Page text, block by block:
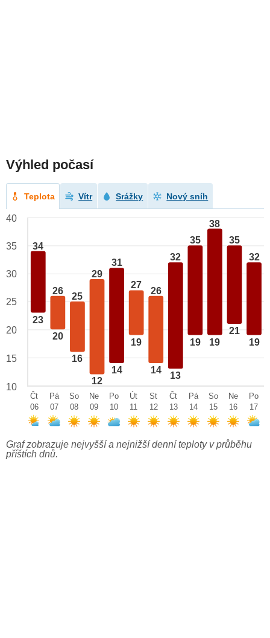
Výhled počasí
Teplota Vítr Srážky Nový sníh
34
23
26
20
25
16
29
12
31
14
27
19
26
14
32
13
35
19
38
19
35
21
32
19
40
35
30
25
20
15
10
Čt
06
Pá
07
So
08
Ne
09
Po
10
Út
11
St
12
Čt
13
Pá
14
So
15
Ne
16
Po
17
Graf zobrazuje nejvyšší a nejnižší denní teploty v průběhu
příštích dnů.